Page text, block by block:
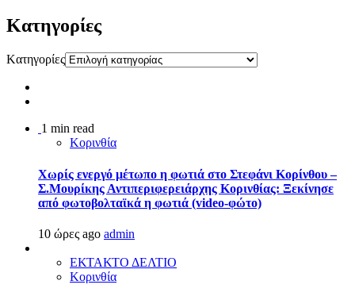
Kατηγορίες
Kατηγορίες
1 min read
Κορινθία
Χωρίς ενεργό μέτωπο η φωτιά στο Στεφάνι Κορίνθου –
Σ.Μουρίκης Αντιπεριφερειάρχης Κορινθίας: Ξεκίνησε
από φωτοβολταϊκά η φωτιά (video-φώτο)
10 ώρες ago admin
ΕΚΤΑΚΤΟ ΔΕΛΤΙΟ
Κορινθία